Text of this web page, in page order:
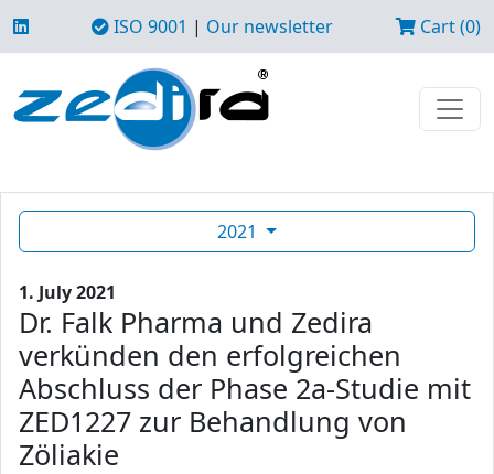
ISO 9001 | Our newsletter Cart (0)
2021
1. July 2021
Dr. Falk Pharma und Zedira
verkünden den erfolgreichen
Abschluss der Phase 2a-Studie mit
ZED1227 zur Behandlung von
Zöliakie